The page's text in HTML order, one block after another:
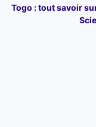
Togo : tout savoir